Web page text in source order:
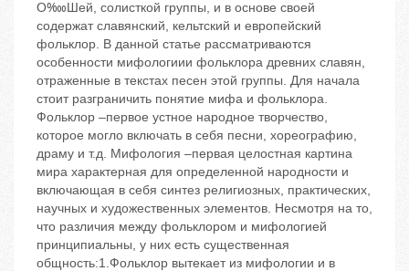
О‱Шей, солисткой группы, и в основе своей
содержат славянский, кельтский и европейский
фольклор. В данной статье рассматриваются
особенности мифологиии фольклора древних славян,
отраженные в текстах песен этой группы. Для начала
стоит разграничить понятие мифа и фольклора.
Фольклор –первое устное народное творчество,
которое могло включать в себя песни, хореографию,
драму и т.д. Мифология –первая целостная картина
мира характерная для определенной народности и
включающая в себя синтез религиозных, практических,
научных и художественных элементов. Несмотря на то,
что различия между фольклором и мифологией
принципиальны, у них есть существенная
общность:1.Фольклор вытекает из мифологии и в